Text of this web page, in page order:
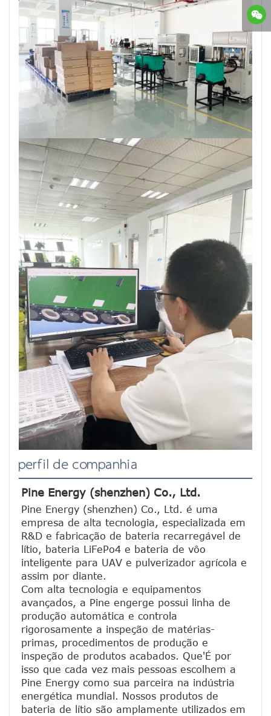
perfil de companhia
Pine Energy (shenzhen) Co., Ltd.
Pine Energy (shenzhen) Co., Ltd. é uma
empresa de alta tecnologia, especializada em
R&D e fabricação de bateria recarregável de
lítio, bateria LiFePo4 e bateria de vôo
inteligente para UAV e pulverizador agrícola e
assim por diante.
Com alta tecnologia e equipamentos
avançados, a Pine engerge possui linha de
produção automática e controla
rigorosamente a inspeção de matérias-
primas, procedimentos de produção e
inspeção de produtos acabados. Que'É por
isso que cada vez mais pessoas escolhem a
Pine Energy como sua parceira na indústria
energética mundial. Nossos produtos de
bateria de lítio são amplamente utilizados em